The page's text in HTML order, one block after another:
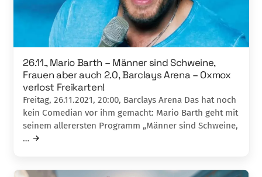
26.11., Mario Barth – Männer sind Schweine,
Frauen aber auch 2.0, Barclays Arena – Oxmox
verlost Freikarten!
Freitag, 26.11.2021, 20:00, Barclays Arena Das hat noch
kein Comedian vor ihm gemacht: Mario Barth geht mit
seinem allerersten Programm „Männer sind Schweine,
…